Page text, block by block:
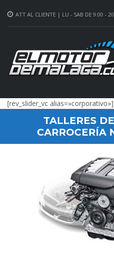
ATT AL CLIENTE | LU - SAB DE 9:00 -
[rev_slider_vc alias=»corporativo»]
TALLERES
CARROCERÍA